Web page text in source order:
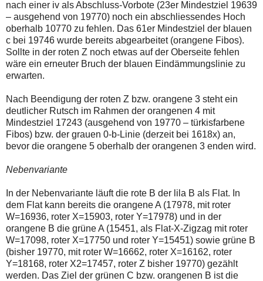
nach einer iv als Abschluss-Vorbote (23er Mindestziel 19639
– ausgehend von 19770) noch ein abschliessendes Hoch
oberhalb 10770 zu fehlen. Das 61er Mindestziel der blauen
c bei 19746 wurde bereits abgearbeitet (orangene Fibos).
Sollte in der roten Z noch etwas auf der Oberseite fehlen
wäre ein erneuter Bruch der blauen Eindämmungslinie zu
erwarten.
Nach Beendigung der roten Z bzw. orangene 3 steht ein
deutlicher Rutsch im Rahmen der orangenen 4 mit
Mindestziel 17243 (ausgehend von 19770 – türkisfarbene
Fibos) bzw. der grauen 0-b-Linie (derzeit bei 1618x) an,
bevor die orangene 5 oberhalb der orangenen 3 enden wird.
Nebenvariante
In der Nebenvariante läuft die rote B der lila B als Flat. In
dem Flat kann bereits die orangene A (17978, mit roter
W=16936, roter X=15903, roter Y=17978) und in der
orangene B die grüne A (15451, als Flat-X-Zigzag mit roter
W=17098, roter X=17750 und roter Y=15451) sowie grüne B
(bisher 19770, mit roter W=16662, roter X=16162, roter
Y=18168, roter X2=17457, roter Z bisher 19770) gezählt
werden. Das Ziel der grünen C bzw. orangenen B ist die